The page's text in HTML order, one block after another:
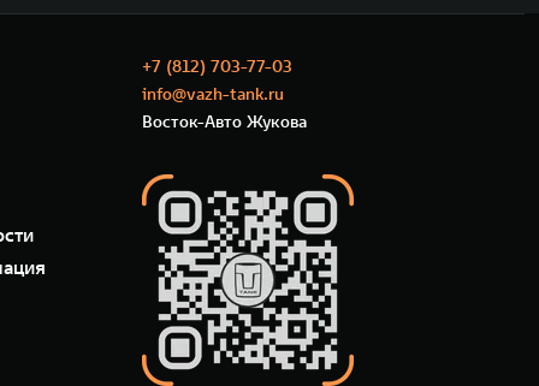
+7 (812) 703-77-03
info@vazh-tank.ru
Восток-Авто Жукова